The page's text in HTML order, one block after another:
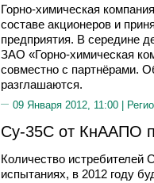
Горно-химическая
составе акционеров и
предприятия. В середине
ЗАО «Горно-химическая
совместно с партнёрами.
разглашаются.
09 Января 2012, 11:00 |
Су-35С от КнААПО
Количество
испытаниях, в 2012 году